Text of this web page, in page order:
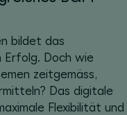
bildet das
Erfolg. Doch wie
zeitgemäss,
Das digitale
Flexibilität und